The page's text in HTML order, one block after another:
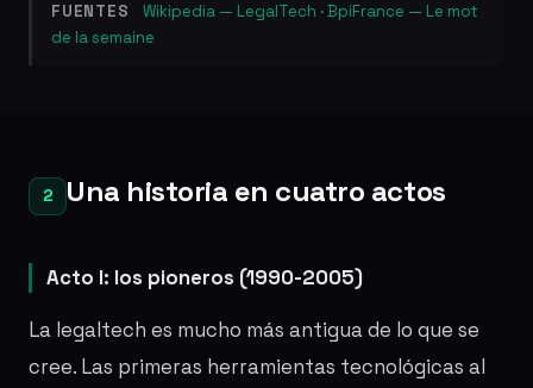
FUENTES Wikipedia — LegalTech ·BpiFrance — Le mot
de la semaine
2 Una historia en cuatro actos
Acto I: los pioneros (1990-2005)
La legaltech es mucho más antigua de lo que se
cree. Las primeras herramientas tecnológicas al